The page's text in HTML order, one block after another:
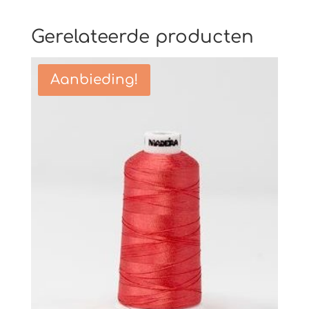
Gerelateerde producten
Aanbieding!